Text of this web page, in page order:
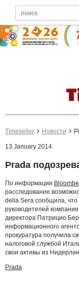
Timeseller Новости
13 January 2014
Prada
По информации
расследование
della Sera сообщила,
руководителей
директора Патрицио
информационного
прокуратура получила
налоговой службой
свои активы из
Prada